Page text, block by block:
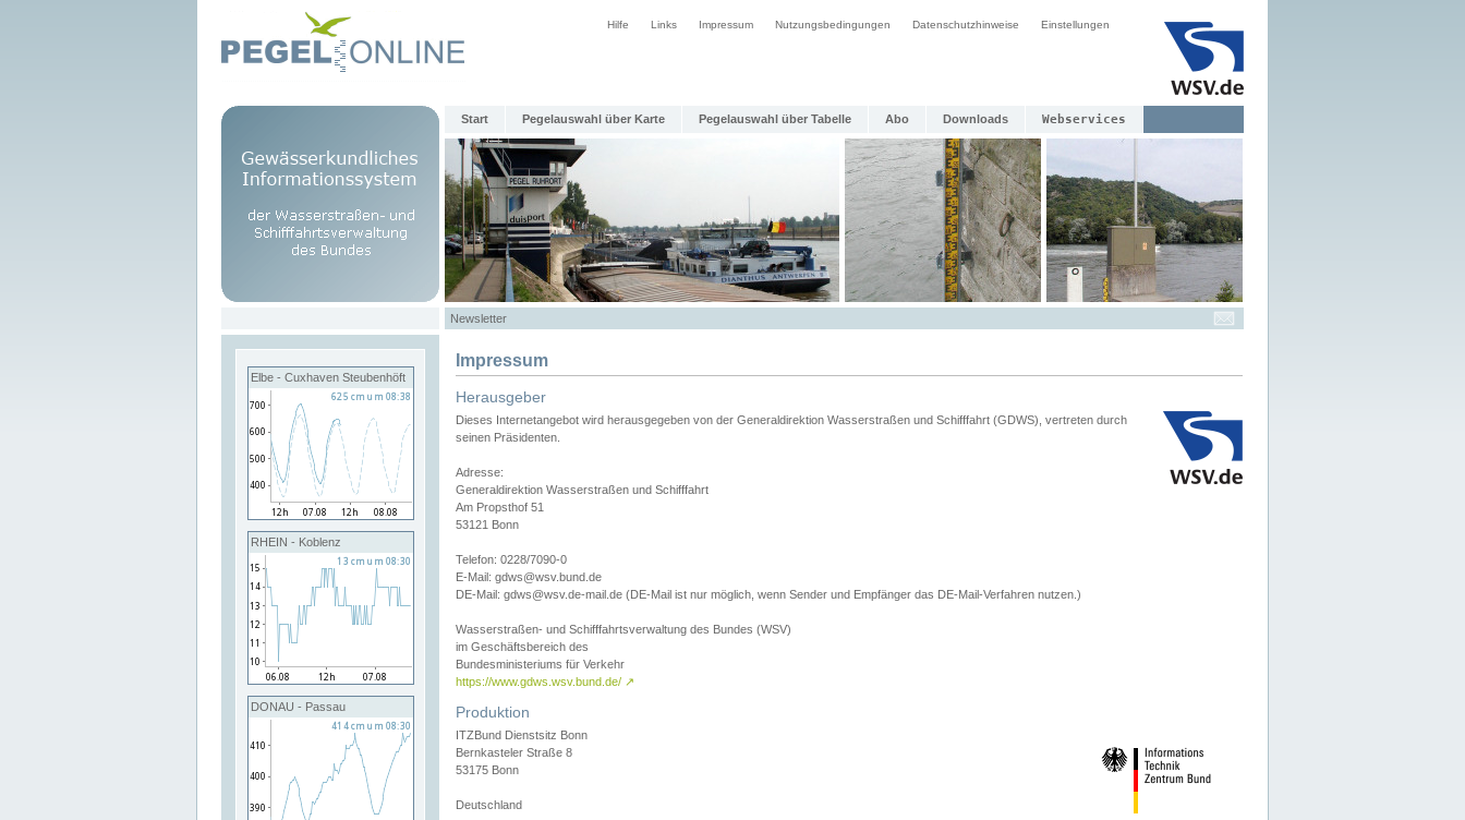
Hilfe Links Impressum Nutzungsbedingungen Datenschutzhinweise Einstellungen
Start Pegelauswahl über Karte Pegelauswahl über Tabelle Abo Downloads Webservices
Newsletter
Elbe - Cuxhaven Steubenhöft
RHEIN - Koblenz
DONAU - Passau
Impressum
Herausgeber
Dieses Internetangebot wird herausgegeben von der Generaldirektion Wasserstraßen und Schifffahrt (GDWS), vertreten durch
seinen Präsidenten.
Adresse:
Generaldirektion Wasserstraßen und Schifffahrt
Am Propsthof 51
53121 Bonn
Telefon: 0228/7090-0
E-Mail: gdws@wsv.bund.de
DE-Mail: gdws@wsv.de-mail.de (DE-Mail ist nur möglich, wenn Sender und Empfänger das DE-Mail-Verfahren nutzen.)
Wasserstraßen- und Schifffahrtsverwaltung des Bundes (WSV)
im Geschäftsbereich des
Bundesministeriums für Verkehr
https://www.gdws.wsv.bund.de/ ↗
Produktion
ITZBund Dienstsitz Bonn
Bernkasteler Straße 8
53175 Bonn
Deutschland